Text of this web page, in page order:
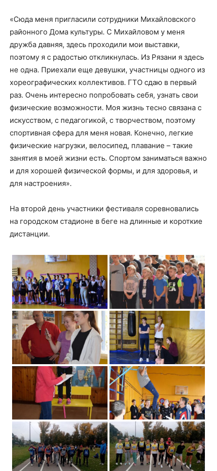
«Сюда меня пригласили сотрудники Михайловского
районного Дома культуры. С Михайловом у меня
дружба давняя, здесь проходили мои выставки,
поэтому я с радостью откликнулась. Из Рязани я здесь
не одна. Приехали еще девушки, участницы одного из
хореографических коллективов. ГТО сдаю в первый
раз. Очень интересно попробовать себя, узнать свои
физические возможности. Моя жизнь тесно связана с
искусством, с педагогикой, с творчеством, поэтому
спортивная сфера для меня новая. Конечно, легкие
физические нагрузки, велосипед, плавание – такие
занятия в моей жизни есть. Спортом заниматься важно
и для хорошей физической формы, и для здоровья, и
для настроения».
На второй день участники фестиваля соревновались
на городском стадионе в беге на длинные и короткие
дистанции.